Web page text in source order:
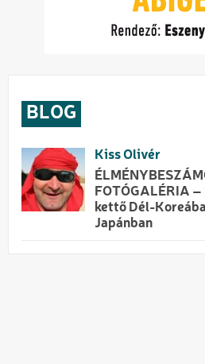
BLOG
Kiss Olivér
FOTÓGALÉRIA
kettő Dél-
Japánban